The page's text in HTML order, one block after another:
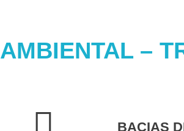
AMBIENTAL –
BACIAS